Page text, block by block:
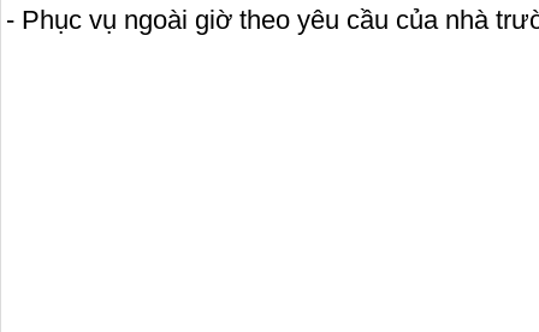
- Phục vụ ngoài giờ theo yêu cầu của nhà